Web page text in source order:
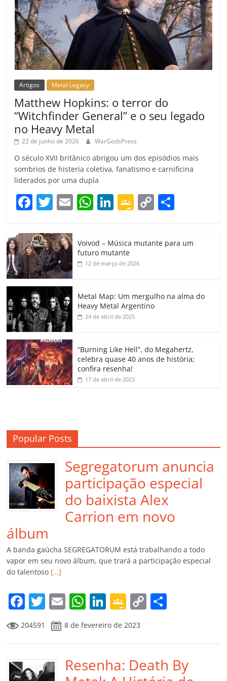
Artigos Metal Legacy
Matthew Hopkins: o terror do
“Witchfinder General” e o seu legado
no Heavy Metal
22 de junho de 2026 WarGodsPress
O século XVII britânico abrigou um dos episódios mais
sombrios de histeria coletiva, fanatismo e carnificina
liderados por uma dupla
F
c
e
b
o
o
k
T
itt
er
E W
s
A
p
Li
e
dI
G
gl
e
a
ss
o
m
C
y
k
p
h
Voivod – Música mutante para um
futuro mutante
12 de março de 2026
Metal Map: Um mergulho na alma do
Heavy Metal Argentino
24 de abril de 2025
“Burning Like Hell”, do Megahertz,
celebra quase 40 anos de história;
confira resenha!
17 de abril de 2023
Popular Posts
Segregatorum anuncia
participação especial
do baixista Alex
Carrion em novo
álbum
A banda gaúcha SEGREGATORUM está trabalhando a todo
vapor em seu novo álbum, que trará a participação especial
do talentoso […]
F
a
c
e
b
T
w
itt
er
E
m
ai
l
W
at
s
A
Li
k
e
dI
G
o
o
gl
e
C
y
Li
p
ar
204591 8 de fevereiro de 2023
Resenha: Death By